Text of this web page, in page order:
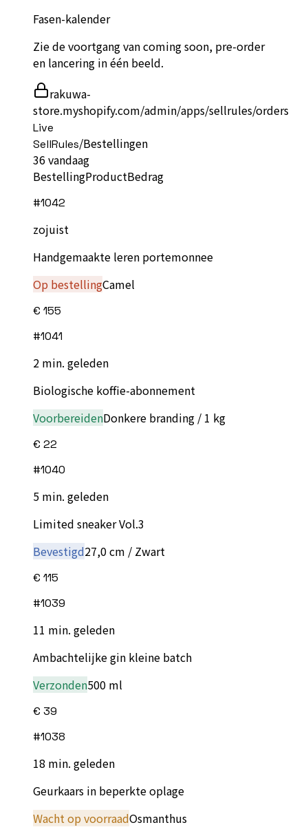
Fasen-kalender
Zie de voortgang van coming soon, pre-order
en lancering in één beeld.
rakuwa-
store.myshopify.com/admin/apps/sellrules/orders
Live
SellRules/Bestellingen
36vandaag
BestellingProductBedrag
#1042
zojuist
Handgemaakte leren portemonnee
Op bestellingCamel
€ 155
#1041
2 min. geleden
Biologische koffie-abonnement
VoorbereidenDonkere branding / 1 kg
€ 22
#1040
5 min. geleden
Limited sneaker Vol.3
Bevestigd27,0 cm / Zwart
€ 115
#1039
11 min. geleden
Ambachtelijke gin kleine batch
Verzonden500 ml
€ 39
#1038
18 min. geleden
Geurkaars in beperkte oplage
Wacht op voorraadOsmanthus